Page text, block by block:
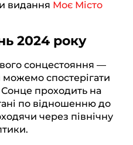
видання Моє Місто
2024 року
сонцестояння —
спостерігати
проходить на
по відношенню до
через північну